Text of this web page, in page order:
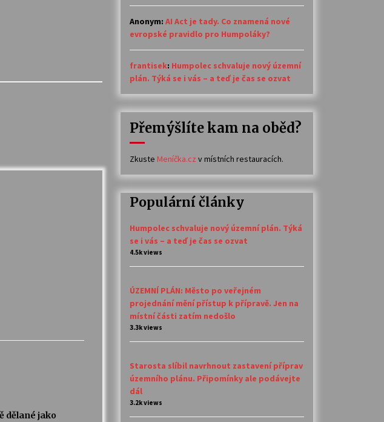
dělané jako
Anonym: AI Act je tady. Co znamená nové
evropské pravidlo pro Humpoláky?
frantisek: Humpolec schvaluje nový územní
plán. Týká se i vás – a teď je čas se ozvat
Přemýšlíte kam na oběd?
Zkuste Meníčka.cz v místních restauracích.
Populární články
Humpolec schvaluje nový územní plán. Týká
se i vás – a teď je čas se ozvat
4.5k views
ÚZEMNÍ PLÁN: Město po veřejném
projednání mění přístup k přípravě. Jen na
místní části zatím nedošlo
3.3k views
Starosta slíbil navrhnout zastavení příprav
územního plánu. Připomínky ale podávejte
dál
3.2k views